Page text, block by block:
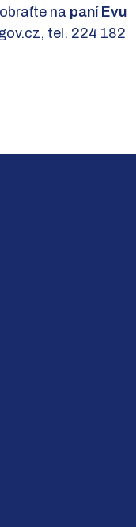
na paní Evu
tel. 224 182